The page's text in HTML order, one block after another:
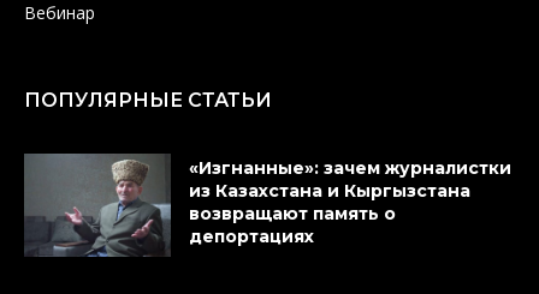
Вебинар
ПОПУЛЯРНЫЕ СТАТЬИ
«Изгнанные»: зачем журналистки
из Казахстана и Кыргызстана
возвращают память о
депортациях